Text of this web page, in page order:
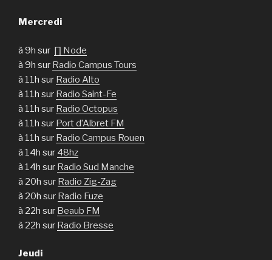
Mercredi
à 9h sur ∏ Node
à 9h sur Radio Campus Tours
à 11h sur Radio Alto
à 11h sur Radio Saint-Fe
à 11h sur Radio Octopus
à 11h sur Port d’Albret FM
à 11h sur Radio Campus Rouen
à 14h sur 48hz
à 14h sur Radio Sud Manche
à 20h sur Radio Zig-Zag
à 20h sur Radio Fuze
à 22h sur Beaub FM
à 22h sur Radio Bresse
Jeudi